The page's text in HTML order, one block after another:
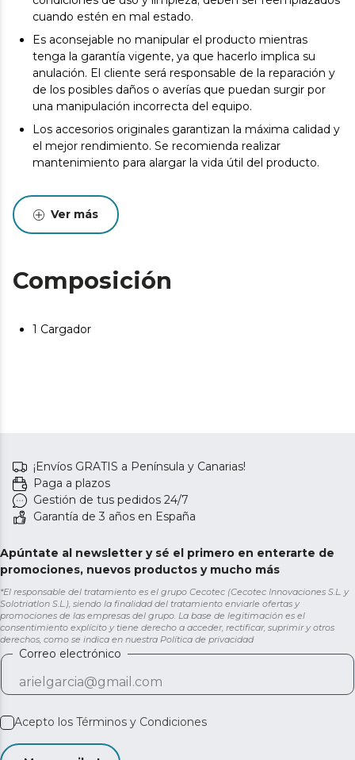
cuando estén en mal estado.
Es aconsejable no manipular el producto mientras
tenga la garantía vigente, ya que hacerlo implica su
anulación. El cliente será responsable de la reparación y
de los posibles daños o averías que puedan surgir por
una manipulación incorrecta del equipo.
Los accesorios originales garantizan la máxima calidad y
el mejor rendimiento. Se recomienda realizar
mantenimiento para alargar la vida útil del producto.
Ver más
Composición
1 Cargador
¡Envíos GRATIS a Península y Canarias!
Paga a plazos
Gestión de tus pedidos 24/7
Garantía de 3 años en España
Apúntate al newsletter y sé el primero en enterarte de
promociones, nuevos productos y mucho más
*El responsable del tratamiento es el grupo Cecotec (Cecotec Innovaciones S.L. y
Solotriatlon S.L.), siendo la finalidad del tratamiento enviarle ofertas y
promociones de las empresas del grupo. La base de legitimación es el
consentimiento explícito y tiene derecho a acceder, rectificar, suprimir y otros
derechos, como se indica en nuestra Política de privacidad
Correo electrónico
Acepto los Términos y Condiciones